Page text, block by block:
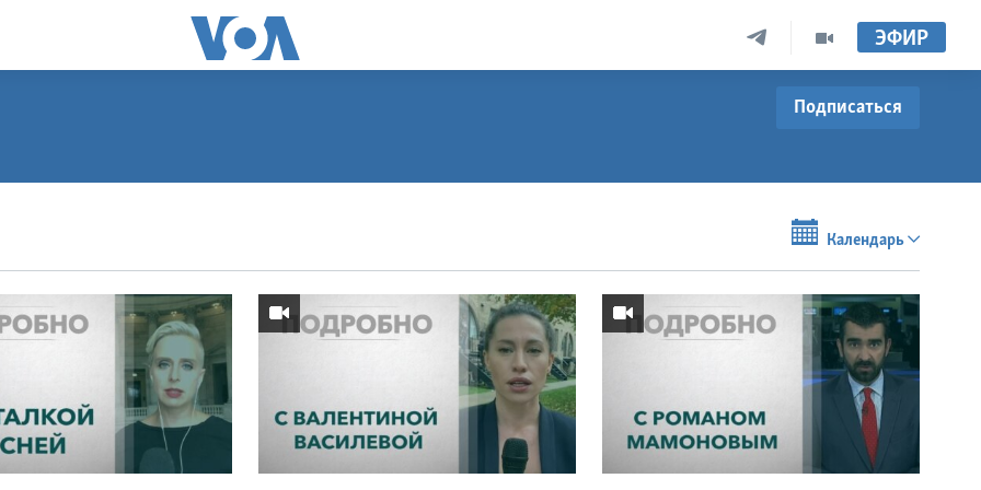
ЭФИР
Подписаться
Видеоподкасты
Календарь